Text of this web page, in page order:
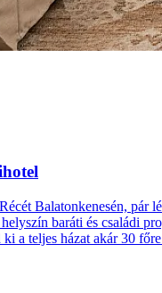
Balatonkenesén, pár
baráti és családi
a teljes házat akár 30